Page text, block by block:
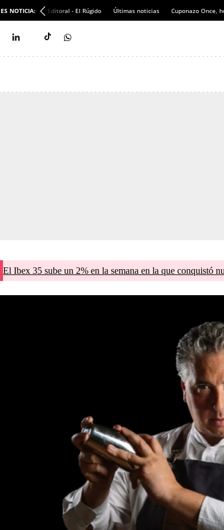
ES NOTICIA: Editoral - El Rúgido Últimas noticias Cuponazo Once,
El Ibex 35 sube un 2% en la semana en la que conquistó